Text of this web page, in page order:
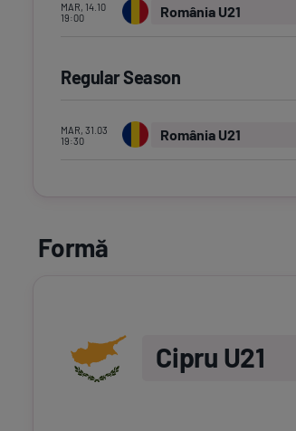
MAR, 14.10
19:00
România U21
Regular Season
MAR, 31.03
19:30
România U21
Formă
Cipru U21